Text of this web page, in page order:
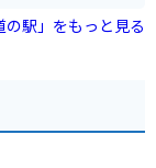
楽しむことも可能で
の休憩にも最適で
メを満喫できる道
の駅」をもっと見る